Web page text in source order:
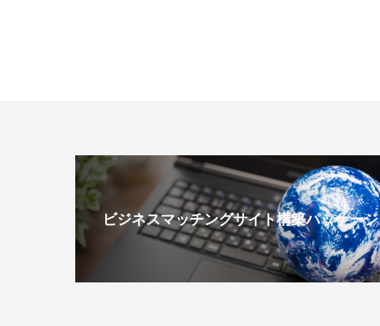
ビジネスマッチングサイト構築パッケージ